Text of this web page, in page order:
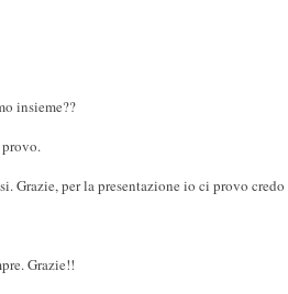
insieme??
Grazie, per la presentazione io ci provo
Grazie!!